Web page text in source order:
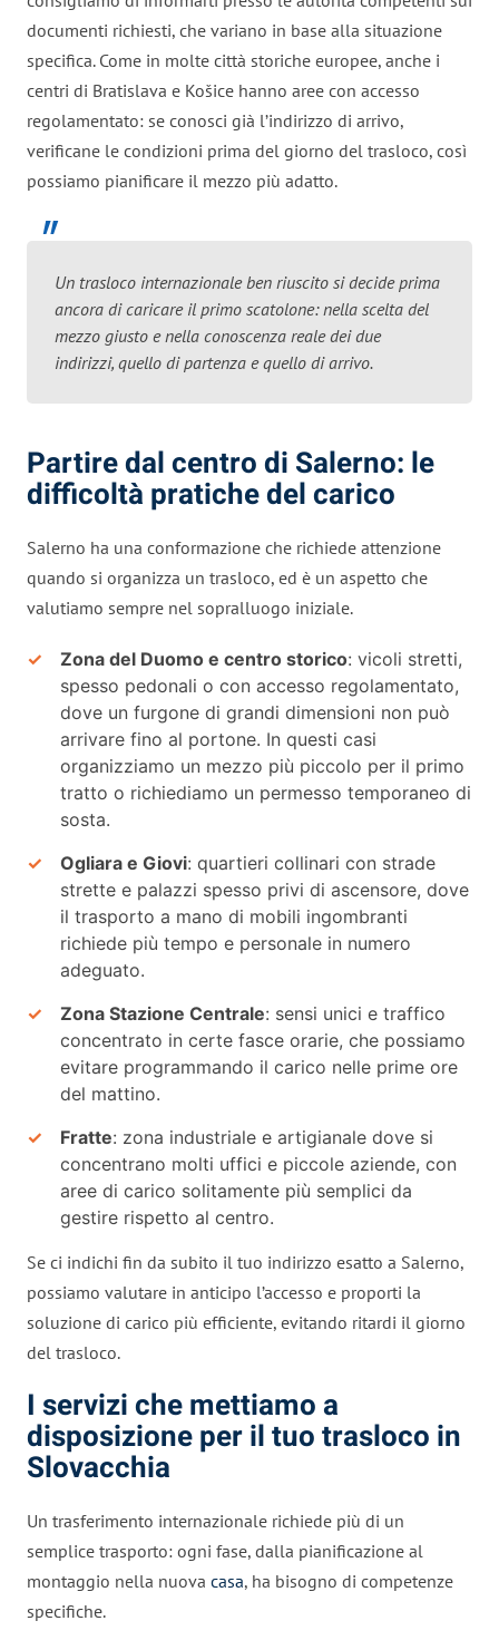
documenti richiesti, che variano in base alla situazione
specifica. Come in molte città storiche europee, anche i
centri di Bratislava e Košice hanno aree con accesso
regolamentato: se conosci già l’indirizzo di arrivo,
verificane le condizioni prima del giorno del trasloco, così
possiamo pianificare il mezzo più adatto.
Un trasloco internazionale ben riuscito si decide prima
ancora di caricare il primo scatolone: nella scelta del
mezzo giusto e nella conoscenza reale dei due
indirizzi, quello di partenza e quello di arrivo.
Partire dal centro di Salerno: le
difficoltà pratiche del carico
Salerno ha una conformazione che richiede attenzione
quando si organizza un trasloco, ed è un aspetto che
valutiamo sempre nel sopralluogo iniziale.
Zona del Duomo e centro storico: vicoli stretti,
spesso pedonali o con accesso regolamentato,
dove un furgone di grandi dimensioni non può
arrivare fino al portone. In questi casi
organizziamo un mezzo più piccolo per il primo
tratto o richiediamo un permesso temporaneo di
sosta.
Ogliara e Giovi: quartieri collinari con strade
strette e palazzi spesso privi di ascensore, dove
il trasporto a mano di mobili ingombranti
richiede più tempo e personale in numero
adeguato.
Zona Stazione Centrale: sensi unici e traffico
concentrato in certe fasce orarie, che possiamo
evitare programmando il carico nelle prime ore
del mattino.
Fratte: zona industriale e artigianale dove si
concentrano molti uffici e piccole aziende, con
aree di carico solitamente più semplici da
gestire rispetto al centro.
Se ci indichi fin da subito il tuo indirizzo esatto a Salerno,
possiamo valutare in anticipo l’accesso e proporti la
soluzione di carico più efficiente, evitando ritardi il giorno
del trasloco.
I servizi che mettiamo a
disposizione per il tuo trasloco in
Slovacchia
Un trasferimento internazionale richiede più di un
semplice trasporto: ogni fase, dalla pianificazione al
montaggio nella nuova casa, ha bisogno di competenze
specifiche.